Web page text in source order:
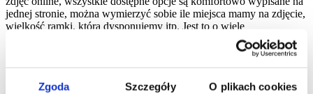
Zgoda Szczegóły O plikach cookies
jednej stronie, można wymierzyć sobie ile miejsca mamy na zdjęcie,
wielkość ramki, którą dysponujemy itp. Jest to o wiele
wygodniejszy i szybszy sposób na drukowanie wspomnień.